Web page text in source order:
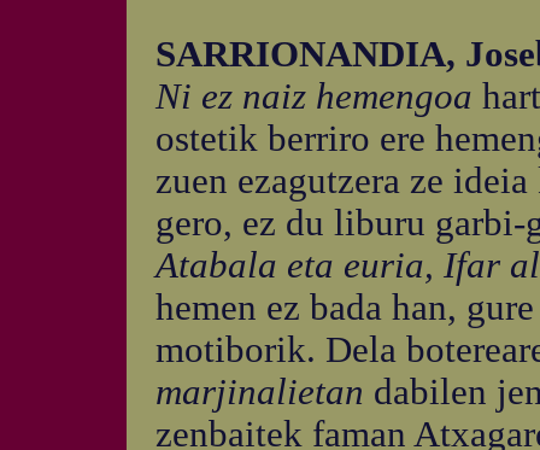
SARRIONANDIA,
Ni ez naiz hemengoa
ostetik berriro ere
zuen ezagutzera ze
gero, ez du liburu
Atabala eta euria, Ifar
hemen ez bada han,
motiborik. Dela
marjinalietan dabilen
zenbaitek faman